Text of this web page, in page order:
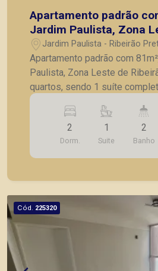
Apartamento padrão
Jardim Paulista, Zona
Ribeirão Preto/SP.
Jardim Paulista - Ribeirão
Apartamento padrão com
Paulista, Zona Leste de
quartos, sendo 1 suíte
Banheiro social; - Sala para 2
fechada em vidro; - Cozinha
Lavanderia; - 2 vagas de garagem. A
como objetivo atender seus
agilidade e segurança, em
Preto.
2
Dorm.
1
Suite
2
Banho
Cód. 225320